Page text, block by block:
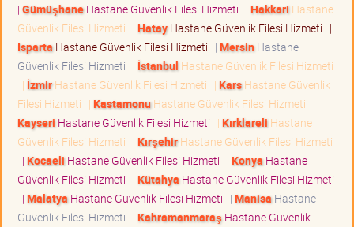
| GümüşhaneHastane Güvenlik Filesi Hizmeti | Hakkari Hastane
Güvenlik Filesi Hizmeti | HatayHastane Güvenlik Filesi Hizmeti |
Isparta Hastane Güvenlik Filesi Hizmeti | MersinHastane
Güvenlik Filesi Hizmeti | İstanbul Hastane Güvenlik Filesi Hizmeti
| İzmirHastane Güvenlik Filesi Hizmeti | KarsHastane Güvenlik
Filesi Hizmeti | KastamonuHastane Güvenlik Filesi Hizmeti |
Kayseri Hastane Güvenlik Filesi Hizmeti | Kırklareli Hastane
Güvenlik Filesi Hizmeti | KırşehirHastane Güvenlik Filesi Hizmeti
| Kocaeli Hastane Güvenlik Filesi Hizmeti | Konya Hastane
Güvenlik Filesi Hizmeti | Kütahya Hastane Güvenlik Filesi Hizmeti
| Malatya Hastane Güvenlik Filesi Hizmeti | Manisa Hastane
Güvenlik Filesi Hizmeti | Kahramanmaraş Hastane Güvenlik